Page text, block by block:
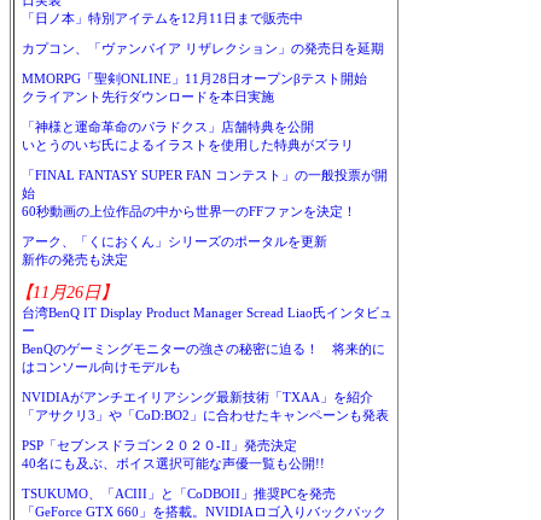
「日ノ本」特別アイテムを12月11日まで販売中
カプコン、「ヴァンパイア リザレクション」の発売日を延期
MMORPG「聖剣ONLINE」11月28日オープンβテスト開始
クライアント先行ダウンロードを本日実施
「神様と運命革命のパラドクス」店舗特典を公開
いとうのいぢ氏によるイラストを使用した特典がズラリ
「FINAL FANTASY SUPER FAN コンテスト」の一般投票が開
始
60秒動画の上位作品の中から世界一のFFファンを決定！
アーク、「くにおくん」シリーズのポータルを更新
新作の発売も決定
【11月26日】
台湾BenQ IT Display Product Manager Scread Liao氏インタビュ
ー
BenQのゲーミングモニターの強さの秘密に迫る！ 将来的に
はコンソール向けモデルも
NVIDIAがアンチエイリアシング最新技術「TXAA」を紹介
「アサクリ3」や「CoD:BO2」に合わせたキャンペーンも発表
PSP「セブンスドラゴン２０２０-II」発売決定
40名にも及ぶ、ボイス選択可能な声優一覧も公開!!
TSUKUMO、「ACIII」と「CoDBOII」推奨PCを発売
「GeForce GTX 660」を搭載。NVIDIAロゴ入りバックパック